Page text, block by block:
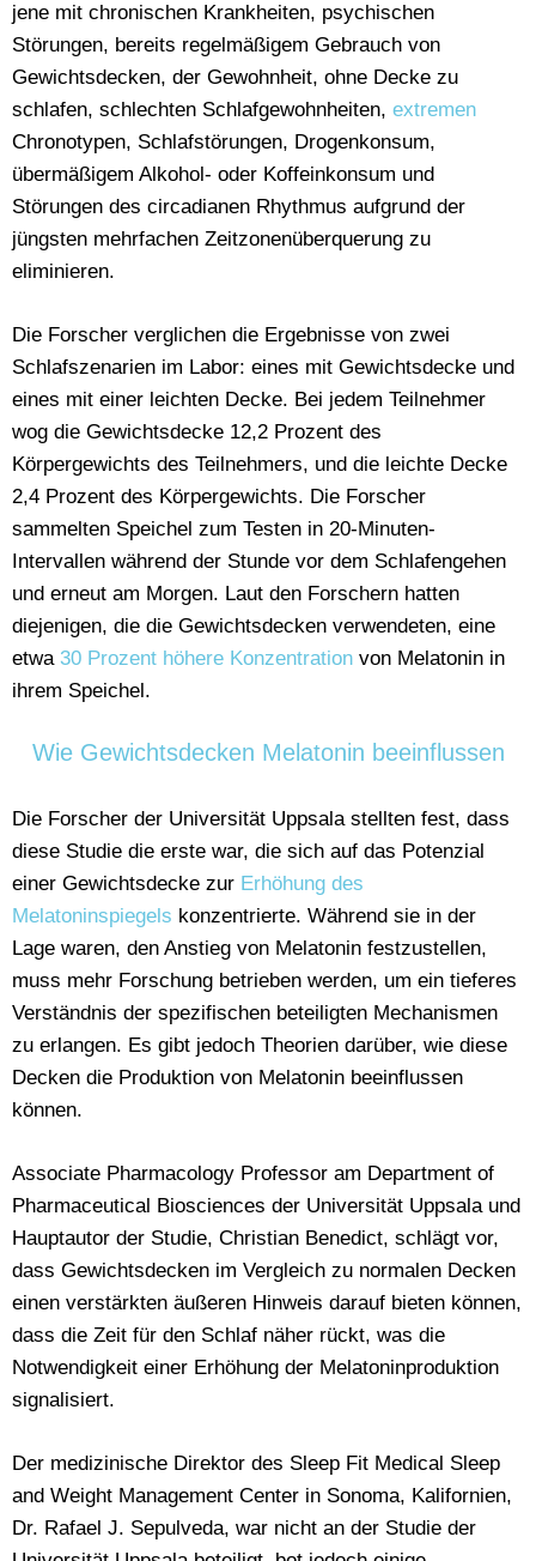
jene mit chronischen Krankheiten, psychischen
Störungen, bereits regelmäßigem Gebrauch von
Gewichtsdecken, der Gewohnheit, ohne Decke zu
schlafen, schlechten Schlafgewohnheiten, extremen
Chronotypen, Schlafstörungen, Drogenkonsum,
übermäßigem Alkohol- oder Koffeinkonsum und
Störungen des circadianen Rhythmus aufgrund der
jüngsten mehrfachen Zeitzonenüberquerung zu
eliminieren.
Die Forscher verglichen die Ergebnisse von zwei
Schlafszenarien im Labor: eines mit Gewichtsdecke und
eines mit einer leichten Decke. Bei jedem Teilnehmer
wog die Gewichtsdecke 12,2 Prozent des
Körpergewichts des Teilnehmers, und die leichte Decke
2,4 Prozent des Körpergewichts. Die Forscher
sammelten Speichel zum Testen in 20-Minuten-
Intervallen während der Stunde vor dem Schlafengehen
und erneut am Morgen. Laut den Forschern hatten
diejenigen, die die Gewichtsdecken verwendeten, eine
etwa 30 Prozent höhere Konzentration von Melatonin in
ihrem Speichel.
Wie Gewichtsdecken Melatonin beeinflussen
Die Forscher der Universität Uppsala stellten fest, dass
diese Studie die erste war, die sich auf das Potenzial
einer Gewichtsdecke zur Erhöhung des
Melatoninspiegels konzentrierte. Während sie in der
Lage waren, den Anstieg von Melatonin festzustellen,
muss mehr Forschung betrieben werden, um ein tieferes
Verständnis der spezifischen beteiligten Mechanismen
zu erlangen. Es gibt jedoch Theorien darüber, wie diese
Decken die Produktion von Melatonin beeinflussen
können.
Associate Pharmacology Professor am Department of
Pharmaceutical Biosciences der Universität Uppsala und
Hauptautor der Studie, Christian Benedict, schlägt vor,
dass Gewichtsdecken im Vergleich zu normalen Decken
einen verstärkten äußeren Hinweis darauf bieten können,
dass die Zeit für den Schlaf näher rückt, was die
Notwendigkeit einer Erhöhung der Melatoninproduktion
signalisiert.
Der medizinische Direktor des Sleep Fit Medical Sleep
and Weight Management Center in Sonoma, Kalifornien,
Dr. Rafael J. Sepulveda, war nicht an der Studie der